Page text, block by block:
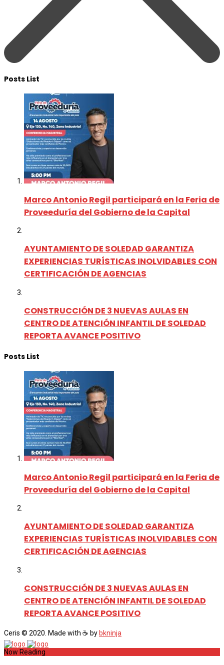
Posts List
Marco Antonio Regil participará en la Feria de
Proveeduría del Gobierno de la Capital
AYUNTAMIENTO DE SOLEDAD GARANTIZA
EXPERIENCIAS TURÍSTICAS INOLVIDABLES CON
CERTIFICACIÓN DE AGENCIAS
CONSTRUCCIÓN DE 3 NUEVAS AULAS EN
CENTRO DE ATENCIÓN INFANTIL DE SOLEDAD
REPORTA AVANCE POSITIVO
Posts List
Marco Antonio Regil participará en la Feria de
Proveeduría del Gobierno de la Capital
AYUNTAMIENTO DE SOLEDAD GARANTIZA
EXPERIENCIAS TURÍSTICAS INOLVIDABLES CON
CERTIFICACIÓN DE AGENCIAS
CONSTRUCCIÓN DE 3 NUEVAS AULAS EN
CENTRO DE ATENCIÓN INFANTIL DE SOLEDAD
REPORTA AVANCE POSITIVO
Ceris © 2020. Made with ☕ by bkninja
Now Reading